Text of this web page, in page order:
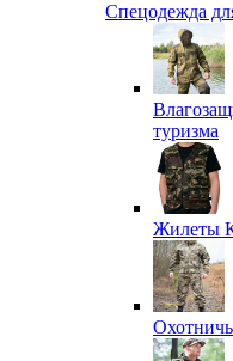
Спецодежда
туризма
Жилеты